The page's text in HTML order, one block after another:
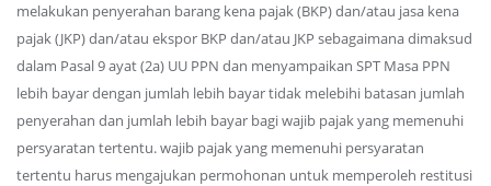
melakukan penyerahan barang kena pajak (BKP) dan/atau jasa kena
pajak (JKP) dan/atau ekspor BKP dan/atau JKP sebagaimana dimaksud
dalam Pasal 9 ayat (2a) UU PPN dan menyampaikan SPT Masa PPN
lebih bayar dengan jumlah lebih bayar tidak melebihi batasan jumlah
penyerahan dan jumlah lebih bayar bagi wajib pajak yang memenuhi
persyaratan tertentu. wajib pajak yang memenuhi persyaratan
tertentu harus mengajukan permohonan untuk memperoleh restitusi